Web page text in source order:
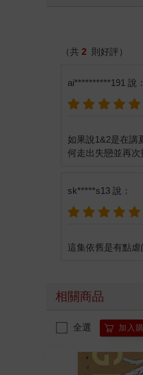
（共 2 則好評）
ai**********191 說：
如果說1&2是在講
sk*****s13 說：
相關商品
全選 加入